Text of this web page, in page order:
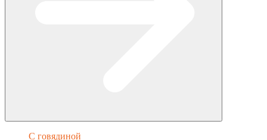
С говядиной